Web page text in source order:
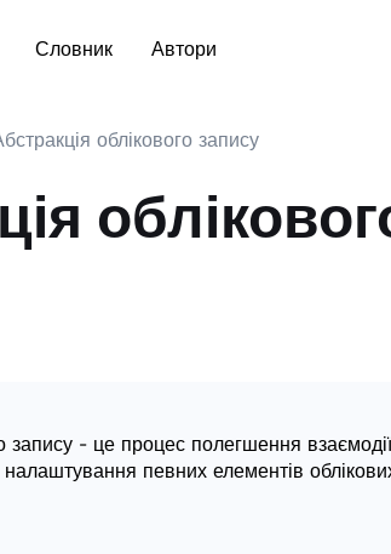
Словник Автори
облікового запису
запису - це процес полегшення
певних елементів